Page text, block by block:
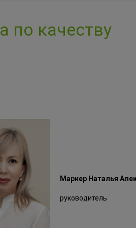
по качеству
Маркер Наталья
руководитель